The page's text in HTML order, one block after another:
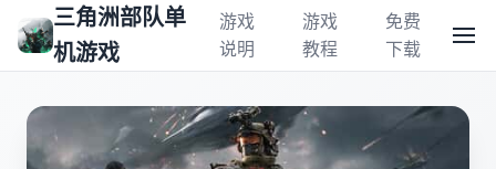
三角洲部队单
机游戏
游戏
说明
游戏
教程
免费
下载